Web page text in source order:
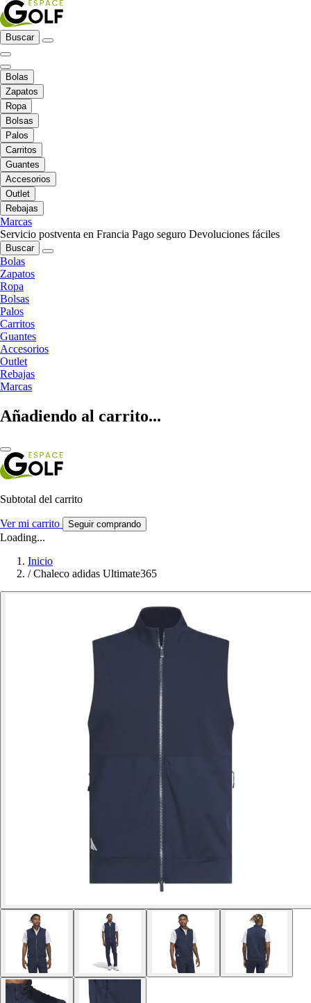
Buscar
Bolas
Zapatos
Ropa
Bolsas
Palos
Carritos
Guantes
Accesorios
Outlet
Rebajas
Marcas
Servicio postventa en Francia Pago seguro Devoluciones fáciles
Buscar
Bolas
Zapatos
Ropa
Bolsas
Palos
Carritos
Guantes
Accesorios
Outlet
Rebajas
Marcas
Añadiendo al carrito...
Subtotal del carrito
Ver mi carrito Seguir comprando
Loading...
Inicio
/ Chaleco adidas Ultimate365